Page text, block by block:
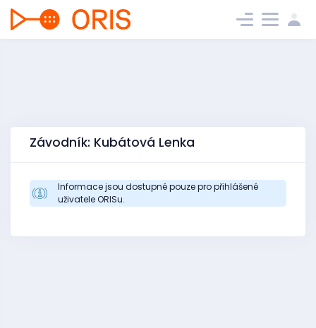
Závodník: Kubátová Lenka
Informace jsou dostupné pouze pro přihlášené
uživatele ORISu.